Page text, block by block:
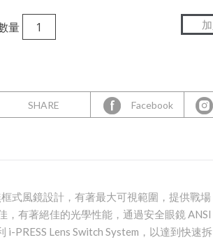
量
SHARE Facebook
式風鏡設計，有著最大可視範圍，提供戰場
有著絕佳的光學性能，通過安全眼鏡 ANSI
PRESS Lens Switch System，以達到快速拆